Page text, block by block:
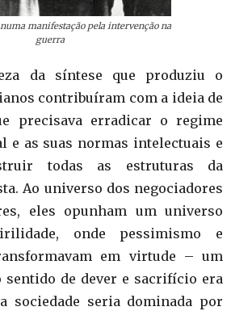
manifestação pela intervenção na
guerra
da síntese que produziu o
contribuíram com a ideia de
precisava erradicar o regime
e as suas normas intelectuais e
todas as estruturas da
Ao universo dos negociadores
eles opunham um universo
onde pessimismo e
em virtude – um
sentido de dever e sacrifício era
sociedade seria dominada por